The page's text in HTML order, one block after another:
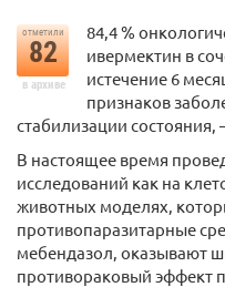
отметили
82
в архиве
84,4 %
ивермектин в
истечение 6
признаков
стабилизации
В настоящее время
исследований как на
животных моделях,
противопаразитарные
мебендазол, оказывают
противораковый эффект